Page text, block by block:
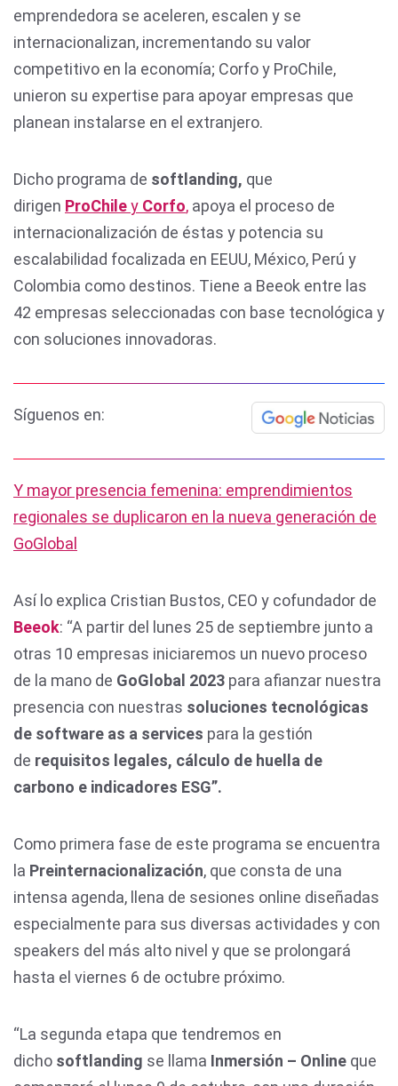
emprendedora se aceleren, escalen y se
internacionalizan, incrementando su valor
competitivo en la economía; Corfo y ProChile,
unieron su expertise para apoyar empresas que
planean instalarse en el extranjero.
Dicho programa de softlanding, que
dirigen ProChiley Corfo, apoya el proceso de
internacionalización de éstas y potencia su
escalabilidad focalizada en EEUU, México, Perú y
Colombia como destinos. Tiene a Beeok entre las
42 empresas seleccionadas con base tecnológica y
con soluciones innovadoras.
Síguenos en:
Y mayor presencia femenina: emprendimientos
regionales se duplicaron en la nueva generación de
GoGlobal
Así lo explica Cristian Bustos, CEO y cofundador de
Beeok: “A partir del lunes 25 de septiembre junto a
otras 10 empresas iniciaremos un nuevo proceso
de la mano de GoGlobal 2023 para afianzar nuestra
presencia con nuestras soluciones tecnológicas
de software as a services para la gestión
de requisitos legales, cálculo de huella de
carbono e indicadores ESG”.
Como primera fase de este programa se encuentra
la Preinternacionalización, que consta de una
intensa agenda, llena de sesiones online diseñadas
especialmente para sus diversas actividades y con
speakers del más alto nivel y que se prolongará
hasta el viernes 6 de octubre próximo.
“La segunda etapa que tendremos en
dicho softlanding se llama Inmersión – Online que